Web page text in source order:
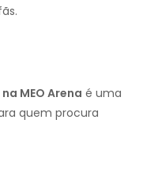
MEO Arena é uma
quem procura